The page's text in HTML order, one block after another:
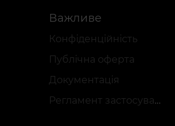
Важливе
Конфіденційність
Публічна оферта
Документація
Регламент застосування акцій